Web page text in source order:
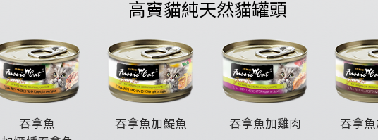
高竇貓純天然貓罐頭
吞拿魚
吞拿魚加鯷魚 吞拿魚加雞肉 吞拿魚